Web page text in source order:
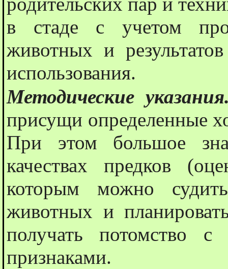
в стаде с учетом
животных и
использования.
Методические
присущи определенные
При этом большое
качествах предков
которым можно
животных и
получать потомство с
признаками.